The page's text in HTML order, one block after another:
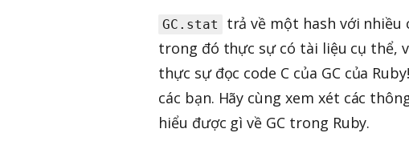
GC.stat
trả về một hash với nhiều
trong đó thực sự có tài liệu cụ thể,
thực sự đọc code C của GC của
các bạn. Hãy cùng xem xét các
hiểu được gì về GC trong Ruby.